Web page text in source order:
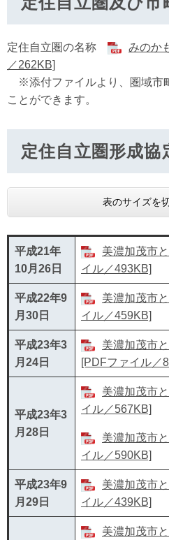
定住自立圏の名称
みのか
／262KB]
※添付ファイルより、圏域市
ことができます。
定住自立圏形成協
表のサイズを
平成21年
10月26日
美濃加茂市
イル／493KB]
平成22年9
月30日
美濃加茂市
イル／459KB]
平成23年3
月24日
美濃加茂市
[PDFファイル／
平成23年3
月28日
美濃加茂市
イル／567KB]
美濃加茂市
イル／590KB]
平成23年9
月29日
美濃加茂市
イル／439KB]
美濃加茂市